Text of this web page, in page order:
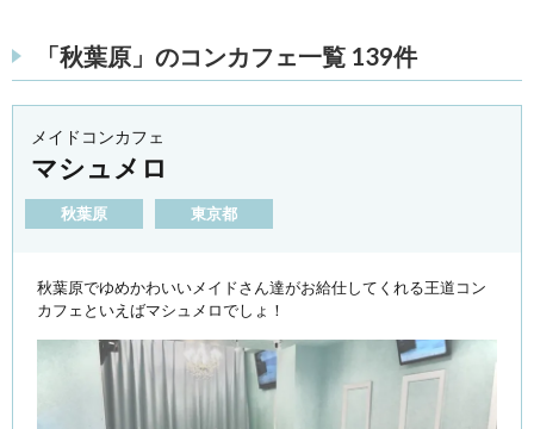
「秋葉原」のコンカフェ一覧 139件
メイドコンカフェ
マシュメロ
秋葉原 東京都
秋葉原でゆめかわいいメイドさん達がお給仕してくれる王道コン
カフェといえばマシュメロでしょ！